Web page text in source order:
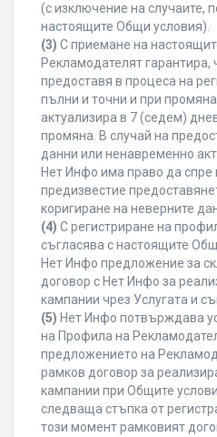
(с изключение на случаите,
настоящите Общи условия).
(3) С приемане на
Рекламодателят гарантира,
предоставя в процеса на
пълни и точни и при
актуализира в 7 (седем)
промяна. В случай на
данни или ненавременно
Нет Инфо има право да спре
предизвестие
коригиране на неверните
(4) С регистриране на
съгласява с настоящите
Нет Инфо предложение за
договор с Нет Инфо за
кампании чрез Услугата и
(5) Нет Инфо потвърждава
на Профила на
предложението на
рамков договор за
кампании при Общите
следваща стъпка от
този момент рамковият